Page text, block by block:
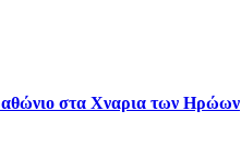
στα Χναρια των Ηρώων